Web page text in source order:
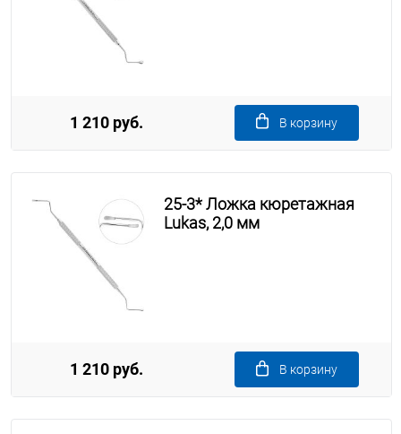
1 210 руб. В корзину
25-3* Ложка кюретажная
Lukas, 2,0 мм
1 210 руб. В корзину